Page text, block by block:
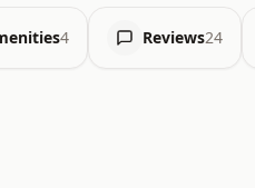
4 Reviews24